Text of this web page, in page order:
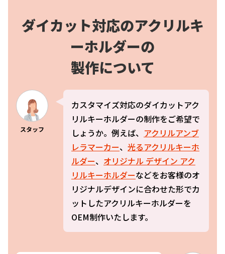
ダイカット対応のアクリルキ
ーホルダーの
製作について
スタッフ
カスタマイズ対応のダイカットアク
リルキーホルダーの制作をご希望で
しょうか。例えば、 アクリルアンブ
レラマーカー、 光るアクリルキーホ
ルダー、 オリジナル デザイン アク
リルキーホルダーなどをお客様のオ
リジナルデザインに合わせた形でカ
ットしたアクリルキーホルダーを
OEM制作いたします。